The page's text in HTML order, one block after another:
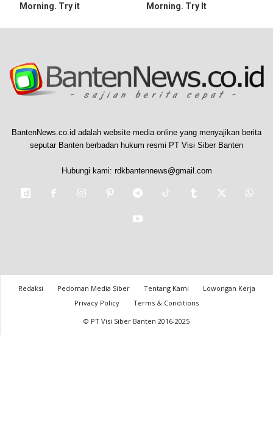
Morning. Try it
Morning. Try It
BantenNews.co.id adalah website media online yang menyajikan berita
seputar Banten berbadan hukum resmi PT Visi Siber Banten
Hubungi kami: rdkbantennews@gmail.com
Redaksi Pedoman Media Siber Tentang Kami
Lowongan Kerja
Privacy Policy
Terms & Conditions
© PT Visi Siber Banten 2016-2025